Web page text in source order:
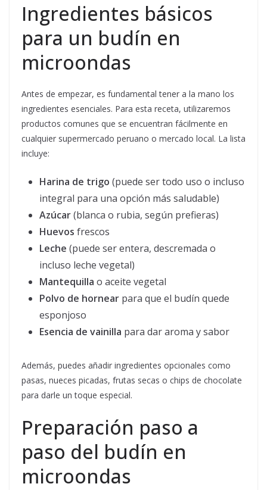
Ingredientes básicos
para un budín en
microondas
Antes de empezar, es fundamental tener a la mano los
ingredientes esenciales. Para esta receta, utilizaremos
productos comunes que se encuentran fácilmente en
cualquier supermercado peruano o mercado local. La lista
incluye:
Harina de trigo (puede ser todo uso o incluso
integral para una opción más saludable)
Azúcar(blanca o rubia, según prefieras)
Huevos frescos
Leche (puede ser entera, descremada o
incluso leche vegetal)
Mantequilla o aceite vegetal
Polvo de hornear para que el budín quede
esponjoso
Esencia de vainilla para dar aroma y sabor
Además, puedes añadir ingredientes opcionales como
pasas, nueces picadas, frutas secas o chips de chocolate
para darle un toque especial.
Preparación paso a
paso del budín en
microondas